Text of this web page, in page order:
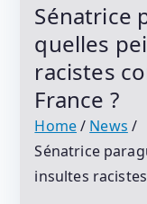
Tous Les
Résultats Et
Sénatrice
quelles
racistes
France ?
Home
News
Sénatrice
insultes